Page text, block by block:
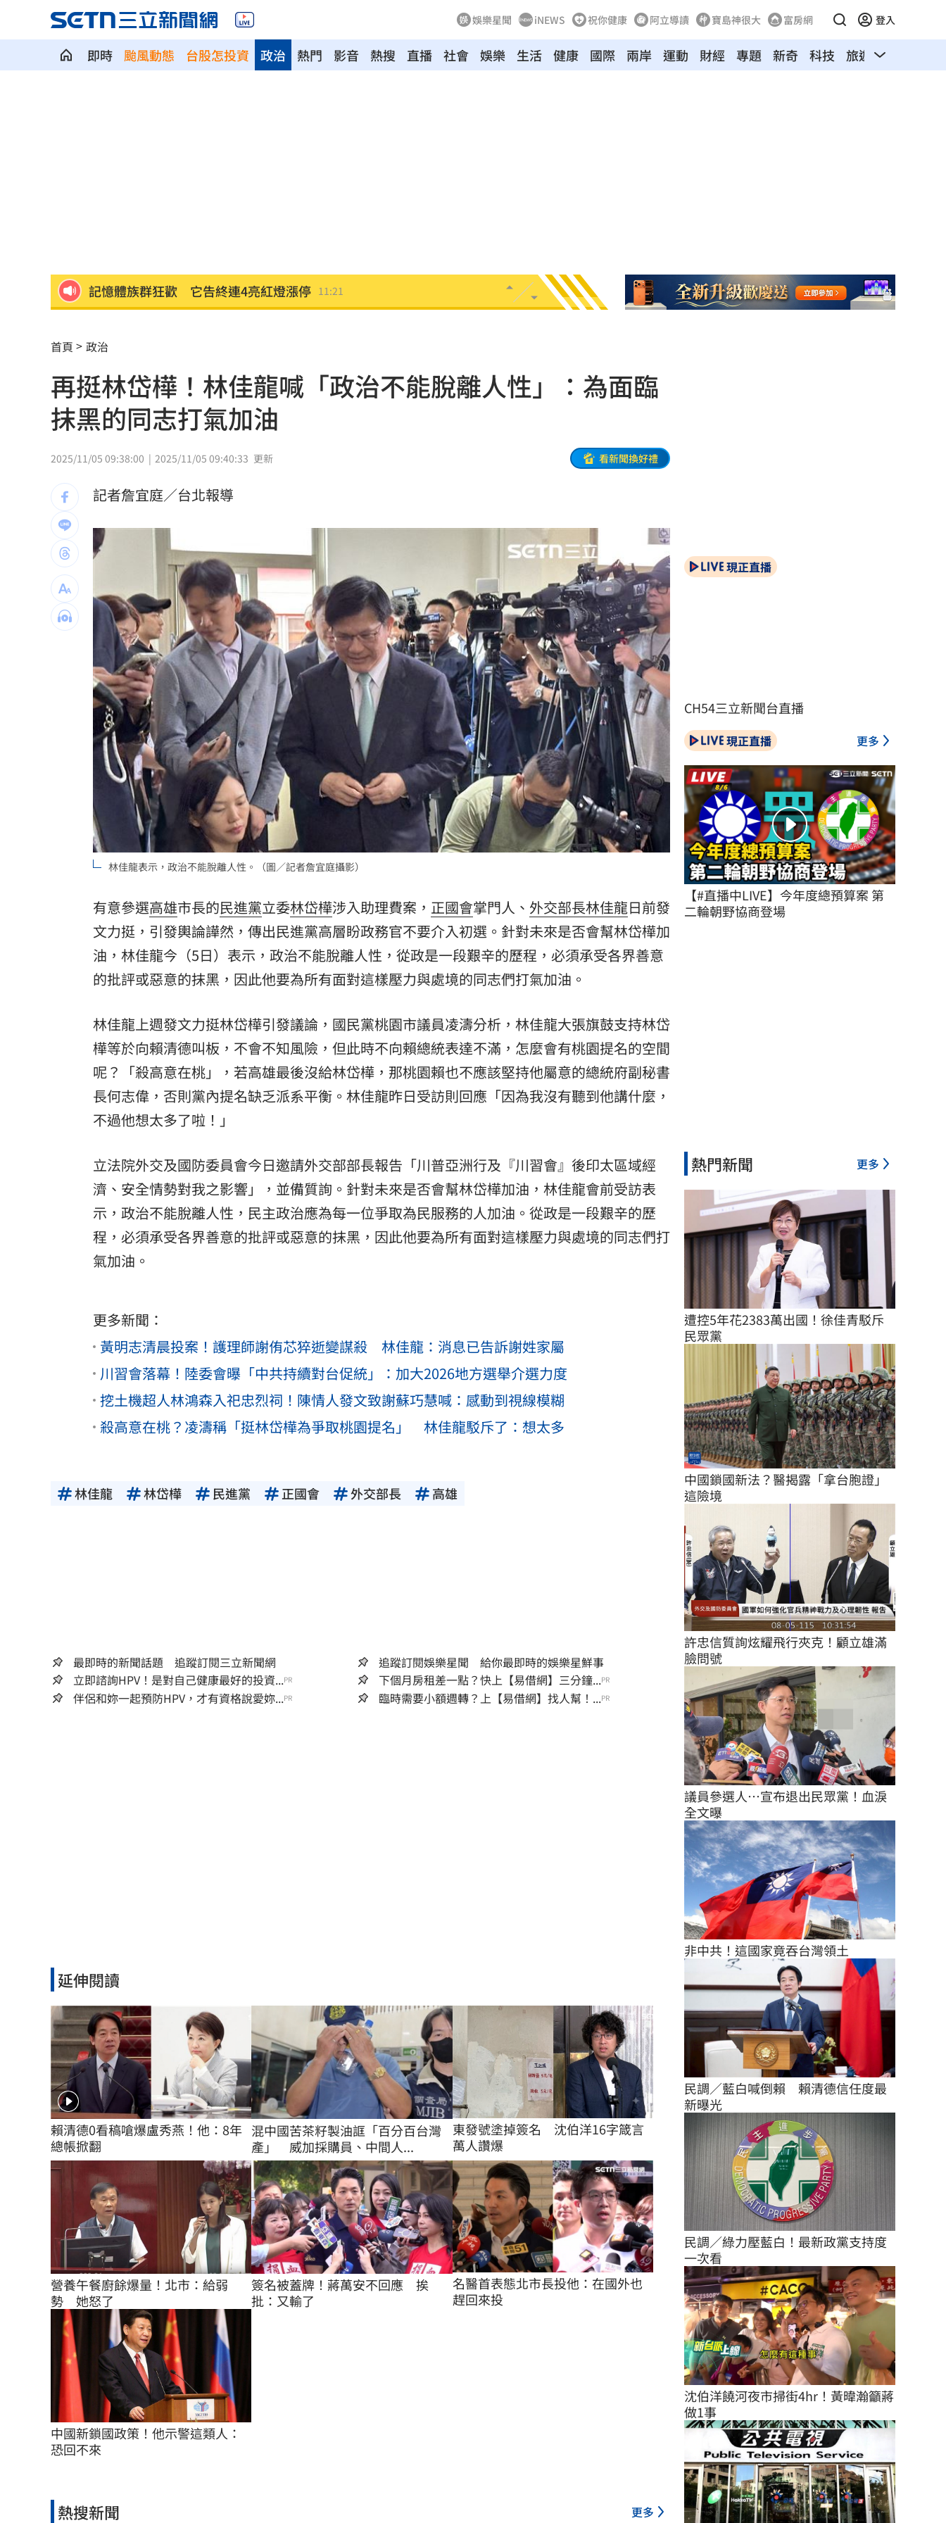
娛樂星聞 iNEWS 祝你健康 阿立導讀 寶島神很大 富房網 登入
即時 颱風動態 台股怎投資 熱門 影音 熱搜 直播
政治 社會 娛樂 生活 健康 國際 兩岸 運動 財經 專題 新奇 科技 旅遊 汽車
記憶體族群狂歡 它告終連4亮紅燈漲停 11:21
《玫瑰瞳鈴眼》隔27年突翻紅 老粉全瘋了
長榮航12/1直飛印度德里 放眼商務與轉運 11:19
黃仁勳個資外洩 「黑夜奇俠」等12人起訴
連戰二媳動怒點名財政部 開轟：不負責任
比加工食品毒！它害人愈吃愈餓、生一堆病
攝影爆跳槽李多慧！Joeman憂建文離職發聲
專家：「這裡」有機會單獨發白海豚陸警 11:08
印度男來台觀光又偷又騙…把全聯當提款機 11:06
白海豚暴風侵襲率北北基破4成！1縣市60％ 11:04
來台搭北捷偷卡盜刷！港男撈百萬準備買房 11:04
東發號遭出征！蔣萬安：麵線油飯我都喜歡 11:02
傳陸客在港投保收益需繳稅 保險股衝擊
台灣彩券開獎直播中 20:31
LIVE三立+24小時直播 15:27
三立iNEWS新聞台線上直播 18:00
市場到酒場料理！可果美蕃茄醬創無限可能 12:00
父親節送會拉筋的按摩椅 爸爸「筋歡喜」 18:00
油品食安事件引關注 挑選保健食品要注意 13:00
罕病博士彭士齊 輪椅上的生命覺醒！ 11:00
首頁 政治
再挺林岱樺！林佳龍喊「政治不能脫離人性」：為面臨
抹黑的同志打氣加油
2025/11/05 09:38:00 2025/11/05 09:40:33 更新 看新聞換好禮
記者詹宜庭／台北報導
林佳龍表示，政治不能脫離人性。（圖／記者詹宜庭攝影）
有意參選高雄市長的民進黨立委林岱樺涉入助理費案， 正國會掌門人、 外交部長林佳龍日前發
文力挺，引發輿論譁然，傳出民進黨高層盼政務官不要介入初選。針對未來是否會幫林岱樺加
油，林佳龍今（5日）表示，政治不能脫離人性，從政是一段艱辛的歷程，必須承受各界善意
的批評或惡意的抹黑，因此他要為所有面對這樣壓力與處境的同志們打氣加油。
林佳龍上週發文力挺林岱樺引發議論，國民黨桃園市議員凌濤分析，林佳龍大張旗鼓支持林岱
樺等於向賴清德叫板，不會不知風險，但此時不向賴總統表達不滿，怎麼會有桃園提名的空間
呢？「殺高意在桃」，若高雄最後沒給林岱樺，那桃園賴也不應該堅持他屬意的總統府副秘書
長何志偉，否則黨內提名缺乏派系平衡。林佳龍昨日受訪則回應「因為我沒有聽到他講什麼，
不過他想太多了啦！」
立法院外交及國防委員會今日邀請外交部部長報告「川普亞洲行及『川習會』後印太區域經
濟、安全情勢對我之影響」，並備質詢。針對未來是否會幫林岱樺加油，林佳龍會前受訪表
示，政治不能脫離人性，民主政治應為每一位爭取為民服務的人加油。從政是一段艱辛的歷
程，必須承受各界善意的批評或惡意的抹黑，因此他要為所有面對這樣壓力與處境的同志們打
氣加油。
更多新聞：
黃明志清晨投案！護理師謝侑芯猝逝變謀殺 林佳龍：消息已告訴謝姓家屬
川習會落幕！陸委會曝「中共持續對台促統」：加大2026地方選舉介選力度
挖土機超人林鴻森入祀忠烈祠！陳情人發文致謝蘇巧慧喊：感動到視線模糊
殺高意在桃？凌濤稱「挺林岱樺為爭取桃園提名」 林佳龍駁斥了：想太多
林佳龍 林岱樺 民進黨 正國會 外交部長 高雄
最即時的新聞話題 追蹤訂閱三立新聞網
追蹤訂閱娛樂星聞 給你最即時的娛樂星鮮事
立即諮詢HPV！是對自己健康最好的投資...PR 下個月房租差一點？快上【易借網】三分鐘...PR
伴侶和妳一起預防HPV，才有資格說愛妳...PR 臨時需要小額週轉？上【易借網】找人幫！...PR
延伸閱讀
賴清德0看稿嗆爆盧秀燕！他：8年
總帳掀翻
混中國苦茶籽製油誆「百分百台灣
產」 威加採購員、中間人...
東發號塗掉簽名　沈伯洋16字箴言
萬人讚爆
營養午餐廚餘爆量！北市：給弱
勢　她怒了
簽名被蓋牌！蔣萬安不回應　挨
批：又輸了
名醫首表態北市長投他：在國外也
趕回來投
中國新鎖國政策！他示警這類人：
恐回不來
熱搜新聞 更多
現正直播
CH54三立新聞台直播
現正直播 更多
【#直播中LIVE】今年度總預算案 第
二輪朝野協商登場
熱門新聞 更多
遭控5年花2383萬出國！徐佳青駁斥
民眾黨
中國鎖國新法？醫揭露「拿台胞證」
這險境
許忠信質詢炫耀飛行夾克！顧立雄滿
臉問號
議員參選人…宣布退出民眾黨！血淚
全文曝
非中共！這國家竟吞台灣領土
民調／藍白喊倒賴　賴清德信任度最
新曝光
民調／綠力壓藍白！最新政黨支持度
一次看
沈伯洋饒河夜市掃街4hr！黃暐瀚籲蔣
做1事